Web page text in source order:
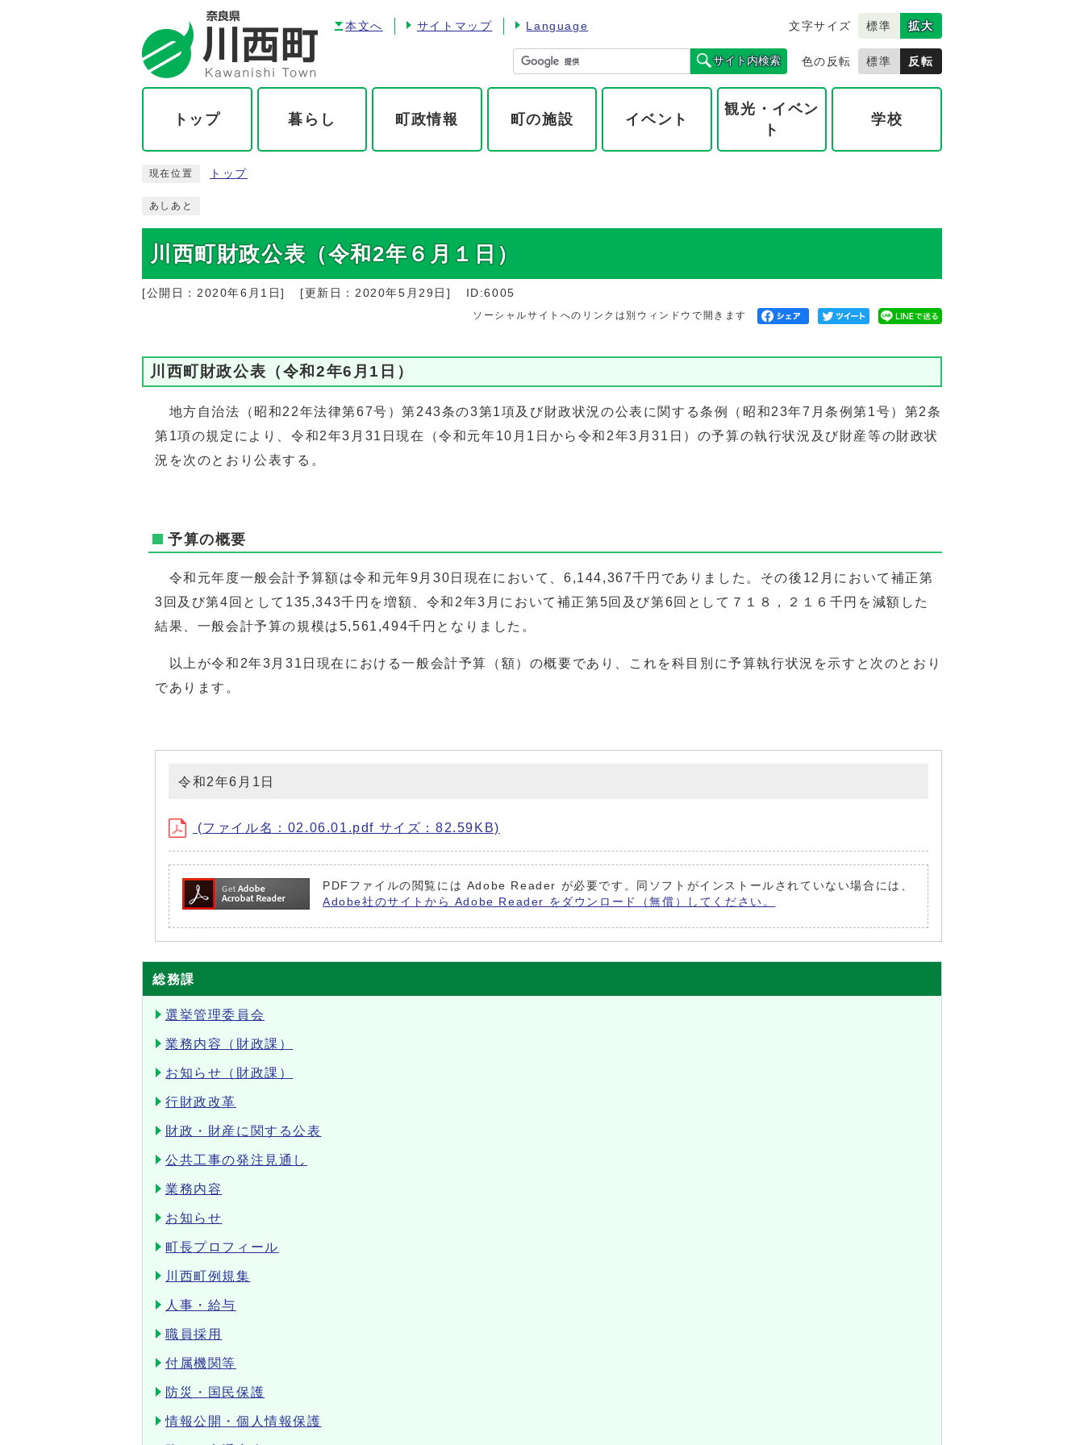
本文へ サイトマップ Language 文字サイズ 標準 拡大
サイト内検索 色の反転 標準 反転
トップ 暮らし 町政情報 町の施設 イベント
観光・イベン
ト
学校
現在位置 トップ
あしあと
川西町財政公表（令和2年６月１日）
[公開日： 2020年6月1日] [更新日：2020年5月29日] ID:6005
ソーシャルサイトへのリンクは別ウィンドウで開きます
川西町財政公表（令和2年6月1日）
地方自治法（昭和22年法律第67号）第243条の3第1項及び財政状況の公表に関する条例（昭和23年7月条例第1号）第2条
第1項の規定により、令和2年3月31日現在（令和元年10月1日から令和2年3月31日）の予算の執行状況及び財産等の財政状
況を次のとおり公表する。
予算の概要
令和元年度一般会計予算額は令和元年9月30日現在において、6,144,367千円でありました。その後12月において補正第
3回及び第4回として135,343千円を増額、令和2年3月において補正第5回及び第6回として７１８，２１６千円を減額した
結果、一般会計予算の規模は5,561,494千円となりました。
以上が令和2年3月31日現在における一般会計予算（額）の概要であり、これを科目別に予算執行状況を示すと次のとおり
であります。
令和2年6月1日
(ファイル名：02.06.01.pdf サイズ：82.59KB)
PDFファイルの閲覧には Adobe Reader が必要です。同ソフトがインストールされていない場合には、
Adobe社のサイトから Adobe Reader をダウンロード（無償）してください。
総務課
選挙管理委員会
業務内容（財政課）
お知らせ（財政課）
行財政改革
財政・財産に関する公表
公共工事の発注見通し
業務内容
お知らせ
町長プロフィール
川西町例規集
人事・給与
職員採用
付属機関等
防災・国民保護
情報公開・個人情報保護